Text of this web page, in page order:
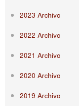
2023 Archivo
2022 Archivo
2021 Archivo
2020 Archivo
2019 Archivo